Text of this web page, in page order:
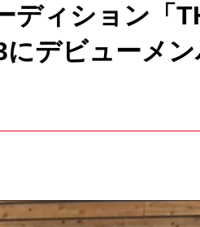
ディション「
デビューメン